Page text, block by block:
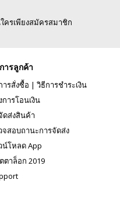
ครเพียงสมัครสมาชิก
ารลูกค้า
ารสั่งซื้อ | วิธีการชำระเงิน
การโอนเงิน
ดส่งสินค้า
จสอบถานะการจัดส่ง
น์โหลด App
ตาล็อก 2019